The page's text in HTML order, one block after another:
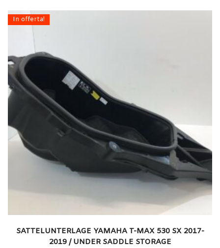
In offerta!
SATTELUNTERLAGE YAMAHA T-MAX 530 SX 2017-
2019 / UNDER SADDLE STORAGE